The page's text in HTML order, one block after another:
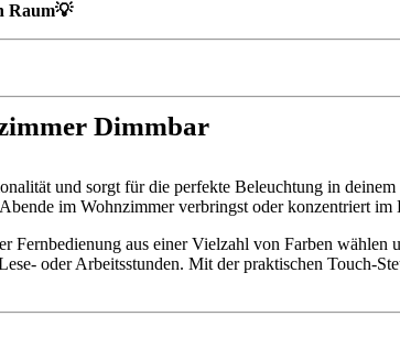
Raum💡
Dimmbar
und sorgt für die perfekte Beleuchtung in
im Wohnzimmer verbringst oder konzentriert im
aus einer Vielzahl von Farben
oder Arbeitsstunden. Mit der praktischen Touch-